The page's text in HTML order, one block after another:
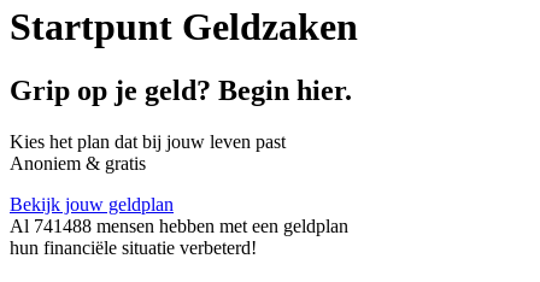
Startpunt Geldzaken
Grip op je geld? Begin hier.
Kies het plan dat bij jouw leven past
Anoniem & gratis
Bekijk jouw geldplan
Al 741488 mensen hebben met een geldplan
hun financiële situatie verbeterd!